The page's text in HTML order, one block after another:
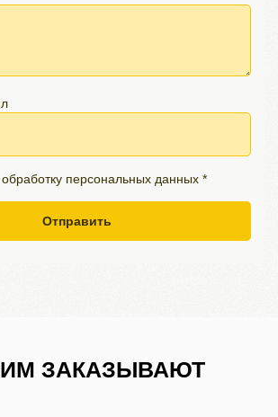
персональных данных *
Отправить
ЗАКАЗЫВАЮТ